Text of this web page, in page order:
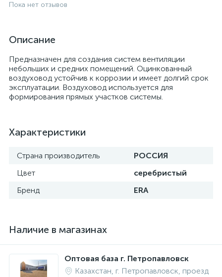
Пока нет отзывов
Описание
Предназначен для создания систем вентиляции
небольших и средних помещений. Оцинкованный
воздуховод устойчив к коррозии и имеет долгий срок
эксплуатации. Воздуховод используется для
формирования прямых участков системы.
Характеристики
Страна производитель
РОССИЯ
Цвет
серебристый
Бренд
ERA
Наличие в магазинах
Оптовая база г. Петропавловск
Казахстан, г. Петропавловск, проезд